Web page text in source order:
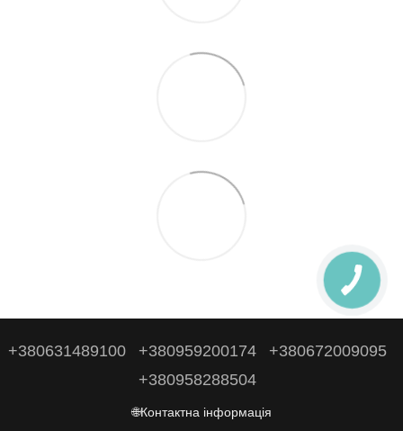
+380631489100 +380959200174
+380672009095
+380958288504
🌐Контактна інформація